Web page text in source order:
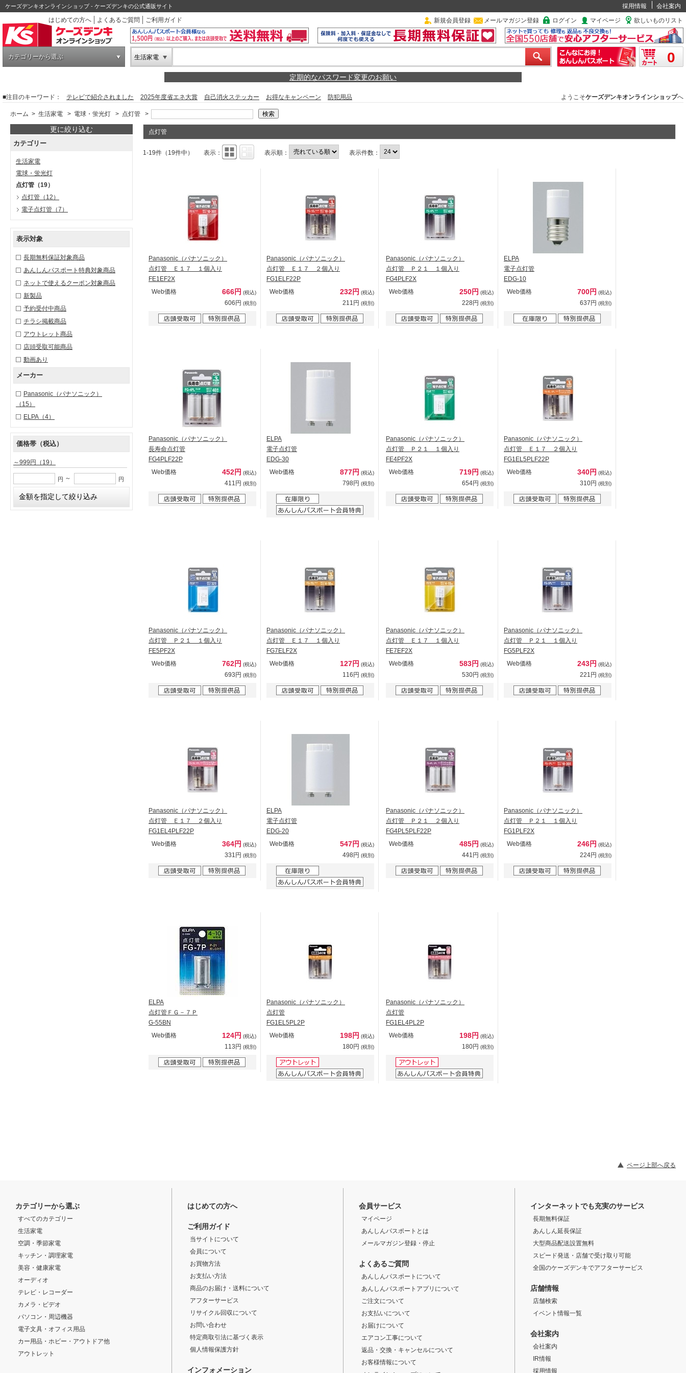
ケーズデンキオンラインショップ - ケーズデンキの公式通販サイト 採用情報
会社案内
はじめての方へ
よくあるご質問 ご利用ガイド 新規会員登録 メールマガジン登録 ログイン マイページ 欲しいものリスト
カテゴリーから選ぶ 生活家電 0
定期的なパスワード変更のお願い
■注目のキーワード： テレビで紹介されました 2025年度省エネ大賞 自己消火ステッカー お得なキャンペーン 防犯用品 ようこそケーズデンキオンラインショップへ
ホーム > 生活家電 > 電球・蛍光灯 > 点灯管 >
更に絞り込む
カテゴリー
生活家電
電球・蛍光灯
点灯管 （19）
点灯管 （12）
電子点灯管 （7）
表示対象
長期無料保証対象商品
あんしんパスポート特典対象商品
ネットで使えるクーポン対象商品
新製品
予約受付中商品
チラシ掲載商品
アウトレット商品
店頭受取可能商品
動画あり
メーカー
Panasonic（パナソニック）
（15）
ELPA （4）
価格帯（税込）
～999円 （19）
円 ～ 円
点灯管
1-19件（19件中） 表示： 表示順： 表示件数：
Panasonic（パナソニック）
点灯管 Ｅ１７ １個入り
FE1EF2X
Web価格
666円 (税込)
606円 (税別)
Panasonic（パナソニック）
点灯管 Ｅ１７ ２個入り
FG1ELF22P
Web価格
232円 (税込)
211円 (税別)
Panasonic（パナソニック）
点灯管 Ｐ２１ １個入り
FG4PLF2X
Web価格
250円 (税込)
228円 (税別)
ELPA
電子点灯管
EDG-10
Web価格
700円 (税込)
637円 (税別)
Panasonic（パナソニック）
長寿命点灯管
FG4PLF22P
Web価格
452円 (税込)
411円 (税別)
ELPA
電子点灯管
EDG-30
Web価格
877円 (税込)
798円 (税別)
Panasonic（パナソニック）
点灯管 Ｐ２１ １個入り
FE4PF2X
Web価格
719円 (税込)
654円 (税別)
Panasonic（パナソニック）
点灯管 Ｅ１７ ２個入り
FG1EL5PLF22P
Web価格
340円 (税込)
310円 (税別)
Panasonic（パナソニック）
点灯管 Ｐ２１ １個入り
FE5PF2X
Web価格
762円 (税込)
693円 (税別)
Panasonic（パナソニック）
点灯管 Ｅ１７ １個入り
FG7ELF2X
Web価格
127円 (税込)
116円 (税別)
Panasonic（パナソニック）
点灯管 Ｅ１７ １個入り
FE7EF2X
Web価格
583円 (税込)
530円 (税別)
Panasonic（パナソニック）
点灯管 Ｐ２１ １個入り
FG5PLF2X
Web価格
243円 (税込)
221円 (税別)
Panasonic（パナソニック）
点灯管 Ｅ１７ ２個入り
FG1EL4PLF22P
Web価格
364円 (税込)
331円 (税別)
ELPA
電子点灯管
EDG-20
Web価格
547円 (税込)
498円 (税別)
Panasonic（パナソニック）
点灯管 Ｐ２１ ２個入り
FG4PL5PLF22P
Web価格
485円 (税込)
441円 (税別)
Panasonic（パナソニック）
点灯管 Ｐ２１ １個入り
FG1PLF2X
Web価格
246円 (税込)
224円 (税別)
ELPA
点灯管ＦＧ－７Ｐ
G-55BN
Web価格
124円 (税込)
113円 (税別)
Panasonic（パナソニック）
点灯管
FG1EL5PL2P
Web価格
198円 (税込)
180円 (税別)
Panasonic（パナソニック）
点灯管
FG1EL4PL2P
Web価格
198円 (税込)
180円 (税別)
ページ上部へ戻る
カテゴリーから選ぶ
すべてのカテゴリー
生活家電
空調・季節家電
キッチン・調理家電
美容・健康家電
オーディオ
テレビ・レコーダー
カメラ・ビデオ
パソコン・周辺機器
電子文具・オフィス用品
カー用品・ホビー・アウトドア他
アウトレット
はじめての方へ
ご利用ガイド
当サイトについて
会員について
お買物方法
お支払い方法
商品のお届け・送料について
アフターサービス
リサイクル回収について
お問い合わせ
特定商取引法に基づく表示
個人情報保護方針
インフォメーション
会員サービス
マイページ
あんしんパスポートとは
メールマガジン登録・停止
よくあるご質問
あんしんパスポートについて
あんしんパスポートアプリについて
ご注文について
お支払いについて
お届けについて
エアコン工事について
返品・交換・キャンセルについて
お客様情報について
インターネットでも充実のサービス
長期無料保証
あんしん延長保証
大型商品配送設置無料
スピード発送・店舗で受け取り可能
全国のケーズデンキでアフターサービス
店舗情報
店舗検索
イベント情報一覧
会社案内
会社案内
IR情報
採用情報